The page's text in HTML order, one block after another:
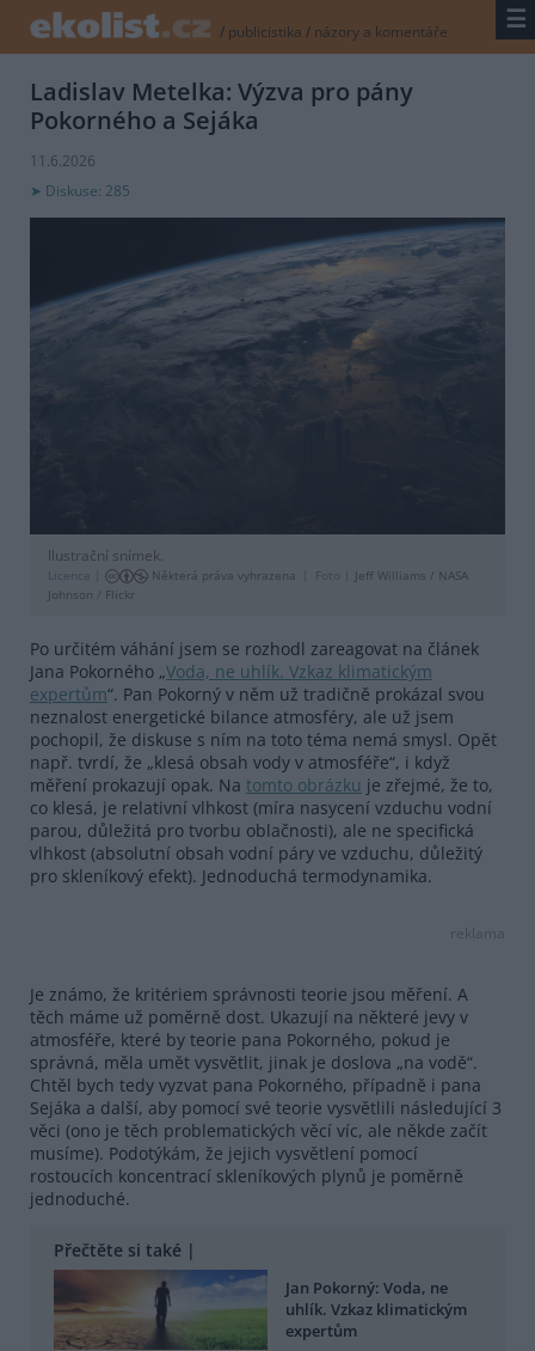
/ publicistika / názory a komentáře ☰
Ladislav Metelka: Výzva pro pány
Pokorného a Sejáka
11.6.2026
Diskuse: 285
Ilustrační snímek.
Licence | Některá práva vyhrazena Foto |
Jeff Williams / NASA
Johnson
Flickr
Po určitém váhání jsem se rozhodl zareagovat na článek
Jana Pokorného „Voda, ne uhlík. Vzkaz klimatickým
expertům“. Pan Pokorný v něm už tradičně prokázal svou
neznalost energetické bilance atmosféry, ale už jsem
pochopil, že diskuse s ním na toto téma nemá smysl. Opět
např. tvrdí, že „klesá obsah vody v atmosféře“, i když
měření prokazují opak. Na tomto obrázku je zřejmé, že to,
co klesá, je relativní vlhkost (míra nasycení vzduchu vodní
parou, důležitá pro tvorbu oblačnosti), ale ne specifická
vlhkost (absolutní obsah vodní páry ve vzduchu, důležitý
pro skleníkový efekt). Jednoduchá termodynamika.
reklama
Je známo, že kritériem správnosti teorie jsou měření. A
těch máme už poměrně dost. Ukazují na některé jevy v
atmosféře, které by teorie pana Pokorného, pokud je
správná, měla umět vysvětlit, jinak je doslova „na vodě“.
Chtěl bych tedy vyzvat pana Pokorného, případně i pana
Sejáka a další, aby pomocí své teorie vysvětlili následující 3
věci (ono je těch problematických věcí víc, ale někde začít
musíme). Podotýkám, že jejich vysvětlení pomocí
rostoucích koncentrací skleníkových plynů je poměrně
jednoduché.
Přečtěte si také |
Jan Pokorný: Voda, ne
uhlík. Vzkaz klimatickým
expertům